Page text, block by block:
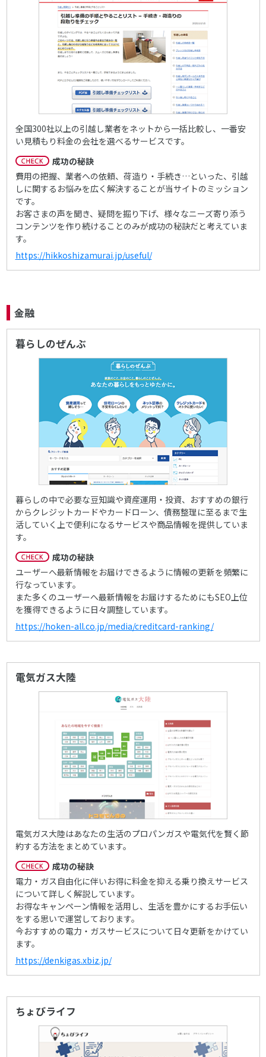
全国300社以上の引越し業者をネットから一括比較し、一番安
い見積もり料金の会社を選べるサービスです。
成功の秘訣
費用の把握、業者への依頼、荷造り・手続き…といった、引越
しに関するお悩みを広く解決することが当サイトのミッション
です。
お客さまの声を聞き、疑問を掘り下げ、様々なニーズ寄り添う
コンテンツを作り続けることのみが成功の秘訣だと考えていま
す。
https://hikkoshizamurai.jp/useful/
金融
暮らしのぜんぶ
暮らしの中で必要な豆知識や資産運用・投資、おすすめの銀行
からクレジットカードやカードローン、債務整理に至るまで生
活していく上で便利になるサービスや商品情報を提供していま
す。
成功の秘訣
ユーザーへ最新情報をお届けできるように情報の更新を頻繁に
行なっています。
また多くのユーザーへ最新情報をお届けするためにもSEO上位
を獲得できるように日々調整しています。
https://hoken-all.co.jp/media/creditcard-ranking/
電気ガス大陸
電気ガス大陸はあなたの生活のプロパンガスや電気代を賢く節
約する方法をまとめています。
成功の秘訣
電力・ガス自由化に伴いお得に料金を抑える乗り換えサービス
について詳しく解説しています。
お得なキャンペーン情報を活用し、生活を豊かにするお手伝い
をする思いで運営しております。
今おすすめの電力・ガスサービスについて日々更新をかけてい
ます。
https://denkigas.xbiz.jp/
ちょびライフ